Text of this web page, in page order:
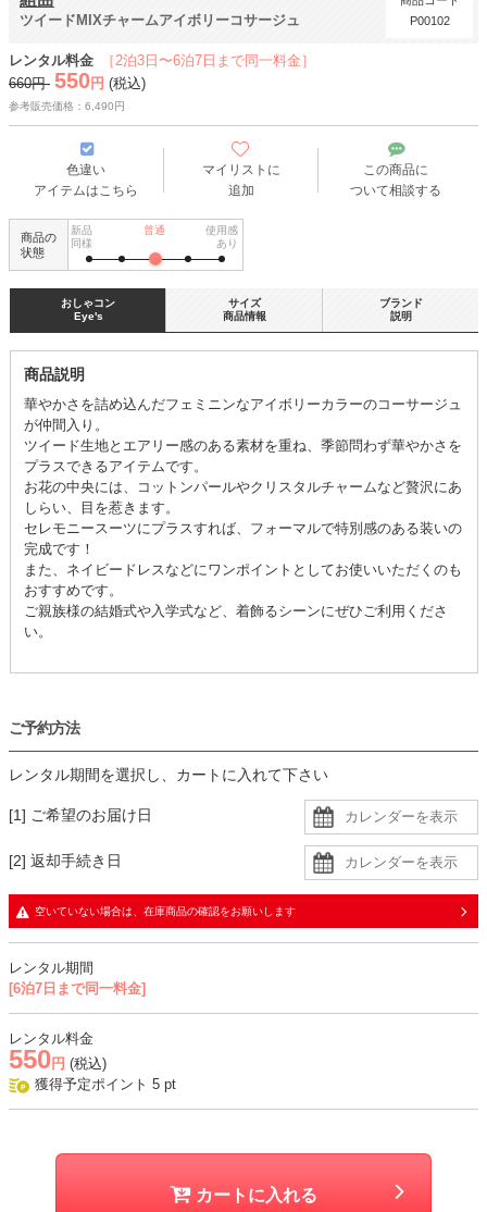
ツイードMIXチャームアイボリーコサージュ
P00102
［2泊3日〜6泊7日まで同一料金］
レンタル料金
660円 550 円 (税込)
参考販売価格：6,490円
色違い
アイテムはこちら
マイリストに
追加
この商品に
ついて相談する
商品の
状態
新品
同様
普通
使用感
あり
おしゃコン
Eye's
商品説明
華やかさを詰め込んだフェミニンなアイボリーカラーのコーサージュ
が仲間入り。
ツイード生地とエアリー感のある素材を重ね、季節問わず華やかさを
プラスできるアイテムです。
お花の中央には、コットンパールやクリスタルチャームなど贅沢にあ
しらい、目を惹きます。
セレモニースーツにプラスすれば、フォーマルで特別感のある装いの
完成です！
また、ネイビードレスなどにワンポイントとしてお使いいただくのも
おすすめです。
ご親族様の結婚式や入学式など、着飾るシーンにぜひご利用くださ
い。
サイズ
商品情報
ブランド
説明
ご予約方法
レンタル期間を選択し、カートに入れて下さい
[1] ご希望のお届け日
[2] 返却手続き日
空いていない場合は、在庫商品の確認をお願いします
レンタル期間
[6泊7日まで同一料金]
レンタル料金
550 円 (税込)
獲得予定ポイント 5 pt
カートに入れる